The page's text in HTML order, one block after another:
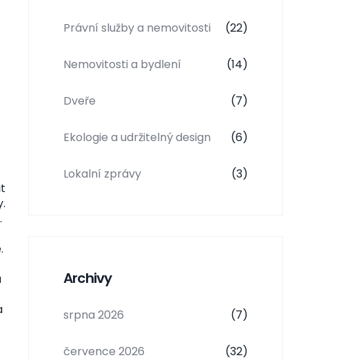
Právní služby a nemovitosti (22)
Nemovitosti a bydlení (14)
Dveře (7)
Ekologie a udržitelný design (6)
Lokalní zprávy (3)
Archivy
srpna 2026 (7)
července 2026 (32)